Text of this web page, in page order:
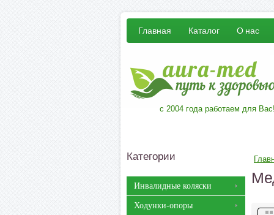
Главная Каталог О нас
с 2004 года работаем для
Категории
Инвалидные коляски
Ходунки-опоры